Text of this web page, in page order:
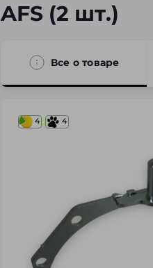
AFS (2 шт.)
Все о товаре
4 4